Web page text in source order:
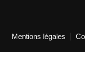
Mentions légales